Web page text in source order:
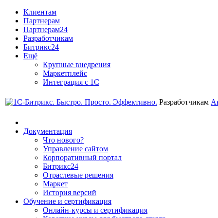
Клиентам
Партнерам
Партнерам24
Разработчикам
Битрикс24
Ещё
Крупные внедрения
Маркетплейс
Интеграция с 1С
Разработчикам
Документация
Что нового?
Управление сайтом
Корпоративный портал
Битрикс24
Отраслевые решения
Маркет
История версий
Обучение и сертификация
Онлайн-курсы и сертификация